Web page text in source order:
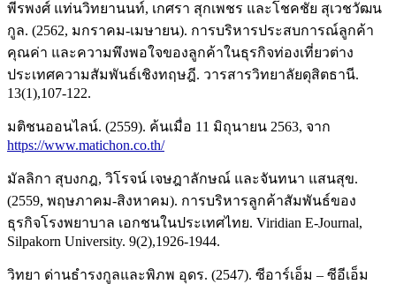
พีรพงศ์ แท่นวิทยานนท์, เกศรา สุกเพชร และโชคชัย สุเวชวัฒน
กูล. (2562, มกราคม-เมษายน). การบริหารประสบการณ์ลูกค้า
คุณค่า และความพึงพอใจของลูกค้าในธุรกิจท่องเที่ยวต่าง
ประเทศความสัมพันธ์เชิงทฤษฎี. วารสารวิทยาลัยดุสิตธานี.
13(1),107-122.
มติชนออนไลน์. (2559). ค้นเมื่อ 11 มิถุนายน 2563, จาก
https://www.matichon.co.th/
มัลลิกา สุบงกฎ, วิโรจน์ เจษฎาลักษณ์ และจันทนา แสนสุข.
(2559, พฤษภาคม-สิงหาคม). การบริหารลูกค้าสัมพันธ์ของ
ธุรกิจโรงพยาบาล เอกชนในประเทศไทย. Viridian E-Journal,
Silpakorn University. 9(2),1926-1944.
วิทยา ด่านธำรงกูลและพิภพ อุดร. (2547). ซีอาร์เอ็ม – ซีอีเอ็ม